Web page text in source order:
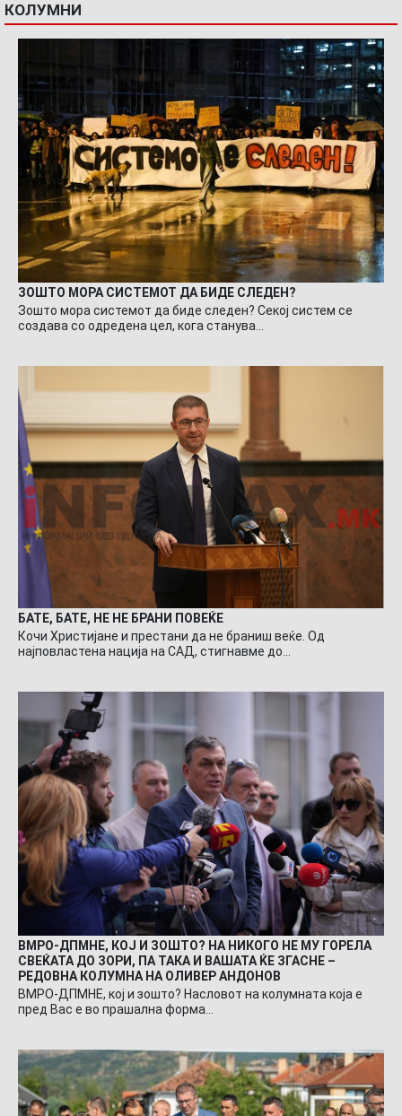
КОЛУМНИ
ЗОШТО МОРА СИСТЕМОТ ДА БИДЕ СЛЕДЕН?
Зошто мора системот да биде следен? Секој систем се
создава со одредена цел, кога станува…
БАТЕ, БАТЕ, НЕ НЕ БРАНИ ПОВЕЌЕ
Кочи Христијане и престани да не браниш веќе. Од
најповластена нација на САД, стигнавме до…
ВМРО-ДПМНЕ, КОЈ И ЗОШТО? НА НИКОГО НЕ МУ ГОРЕЛА
СВЕЌАТА ДО ЗОРИ, ПА ТАКА И ВАШАТА ЌЕ ЗГАСНЕ –
РЕДОВНА КОЛУМНА НА ОЛИВЕР АНДОНОВ
ВМРО-ДПМНЕ, кој и зошто? Насловот на колумната која е
пред Вас е во прашална форма…